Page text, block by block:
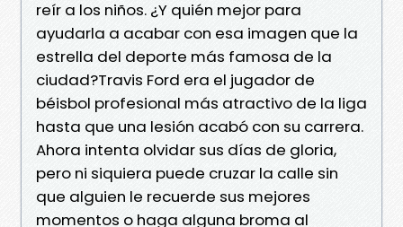
reír a los niños. ¿Y quién mejor para
ayudarla a acabar con esa imagen que la
estrella del deporte más famosa de la
ciudad?Travis Ford era el jugador de
béisbol profesional más atractivo de la liga
hasta que una lesión acabó con su carrera.
Ahora intenta olvidar sus días de gloria,
pero ni siquiera puede cruzar la calle sin
que alguien le recuerde sus mejores
momentos o haga alguna broma al